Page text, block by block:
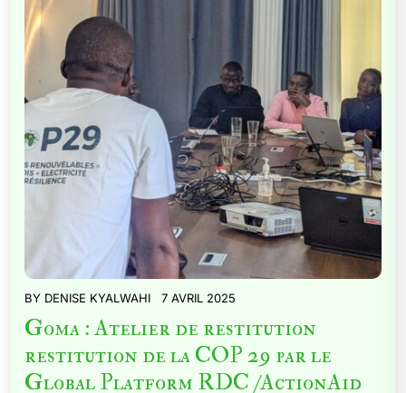
BY DENISE KYALWAHI 7 AVRIL 2025
Goma : Atelier de restitution
restitution de la COP 29 par le
Global Platform RDC /ActionAid